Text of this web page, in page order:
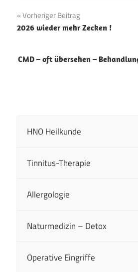
Aminosäuren
Fit
Vitamininfusion
Beitragsnavigation
Vorheriger Beitrag
2026 wieder mehr Zecken !
CMD – oft übersehen –
HNO Heilkunde
Tinnitus-Therapie
Allergologie
Naturmedizin – Detox
Operative Eingriffe